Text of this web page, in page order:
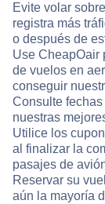
Evite volar
registra más
o después de
Use CheapOair
de vuelos en
conseguir
Consulte
nuestras
Utilice los
al finalizar la
pasajes de
Reservar su
aún la mayoría